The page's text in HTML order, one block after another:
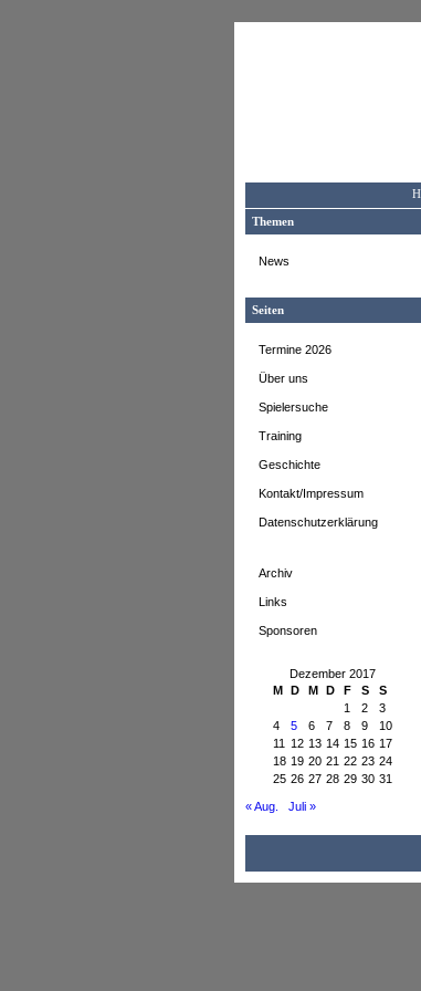
Themen
News
Seiten
Termine 2026
Über uns
Spielersuche
Training
Geschichte
Kontakt/Impressum
Datenschutzerklärung
Archiv
Links
Sponsoren
Dezember 2017
M D M D F S
S
1
2
3
4
5 6 7 8 9
10
11
12 13 14 15 16 17
18 19 20 21 22 23 24
25 26 27 28 29 30 31
« Aug. Juli »